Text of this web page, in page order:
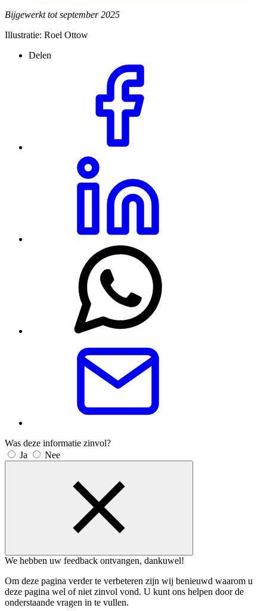
Bijgewerkt tot september 2025
Illustratie: Roel Ottow
Delen
Was deze informatie zinvol?
Ja
Nee
We hebben uw feedback ontvangen, dankuwel!
Om deze pagina verder te verbeteren zijn wij benieuwd waarom u
deze pagina wel of niet zinvol vond. U kunt ons helpen door de
onderstaande vragen in te vullen.